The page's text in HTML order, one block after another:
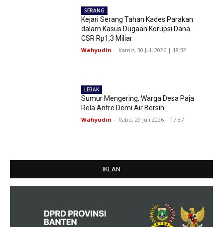
SERANG
Kejari Serang Tahan Kades Parakan
dalam Kasus Dugaan Korupsi Dana
CSR Rp1,3 Miliar
Wahyudin - Kamis, 30 Juli 2026 | 18:32
LEBAK
Sumur Mengering, Warga Desa Paja
Rela Antre Demi Air Bersih
Wahyudin - Rabu, 29 Juli 2026 | 17:37
IKLAN